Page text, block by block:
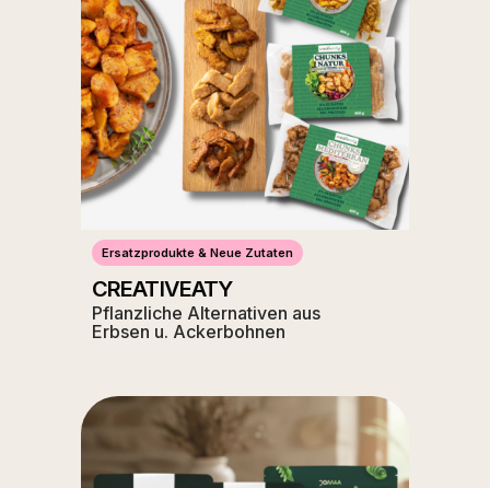
Ersatzprodukte & Neue Zutaten
CREATIVEATY
Pflanzliche Alternativen aus
Erbsen u. Ackerbohnen